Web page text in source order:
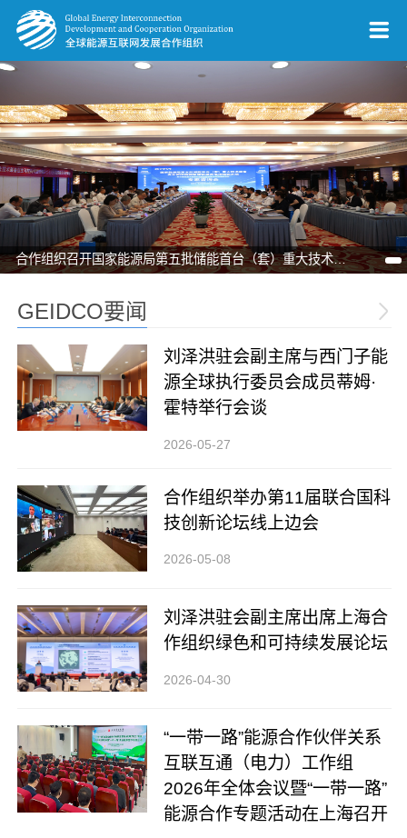
合作组织召开国家能源局第五批储能首台（套）重大技术装备专家咨询会
GEIDCO要闻
刘泽洪驻会副主席与西门子能
源全球执行委员会成员蒂姆·
霍特举行会谈
2026-05-27
合作组织举办第11届联合国科
技创新论坛线上边会
2026-05-08
刘泽洪驻会副主席出席上海合
作组织绿色和可持续发展论坛
2026-04-30
“一带一路”能源合作伙伴关系
互联互通（电力）工作组
2026年全体会议暨“一带一路”
能源合作专题活动在上海召开